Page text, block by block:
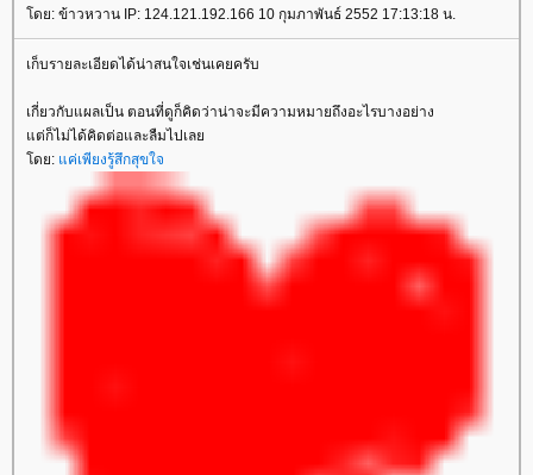
ดย: ข้าวหวาน IP: 124.121.192.166 10 กุมภาพันธ์ 2552 17:13:18 น.
เก็บรายละเอียดได้น่าสนใจเช่นเคยครับ
เกี่ยวกับแผลเป็น ตอนที่ดูก็คิดว่าน่าจะมีความหมายถึงอะไรบางอย่าง
ต่ก็ไม่ได้คิดต่อและลืมไปเล
ดย: ค่เพียงรู้สึกสุขใจ